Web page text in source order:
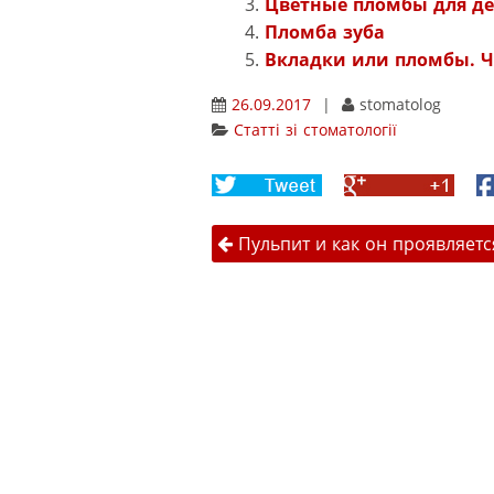
Пломба зуба
Вкладки или пломбы.
26.09.2017 |
stomatolog
Статті зі стоматології
Share
Twitter
Share
Google+
Навігація
Пульпит и как он